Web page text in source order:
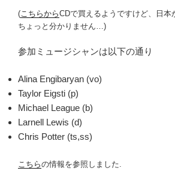
(こちらからCDで買えるようですけど、日本
ちょっと分かりません…)
参加ミュージシャンは以下の通り
Alina Engibaryan (vo)
Taylor Eigsti (p)
Michael League (b)
Larnell Lewis (d)
Chris Potter (ts,ss)
こちらの情報を参照しました.